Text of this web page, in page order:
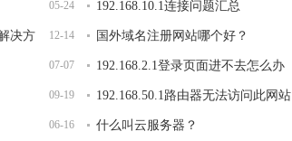
05-24 192.168.10.1连接问题汇总
12-14
决方 国外域名注册网站哪个好？
07-07 192.168.2.1登录页面进不去怎么办
09-19 192.168.50.1路由器无法访问此网站
06-16 什么叫云服务器？